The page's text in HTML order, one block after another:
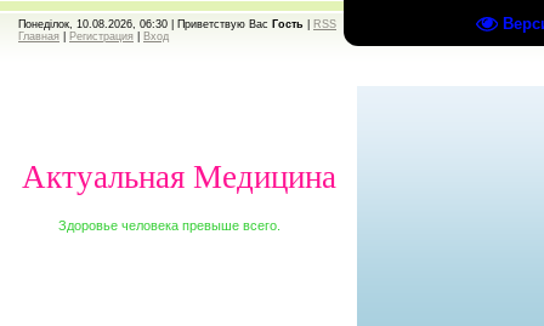
Понеділок, 10.08.2026, 06:30 | Приветствую Вас Гость
RSS
Главная
Регистрация Вход
Актуальная Медицина
Здоровье человека превыше всего.